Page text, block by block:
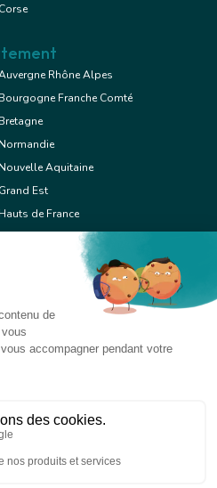
l'Adresse
Rhône Alpes
Franche Comté
Aquitaine
Est
de France
de France
Val de Loire
Alpes Côte d'Azur